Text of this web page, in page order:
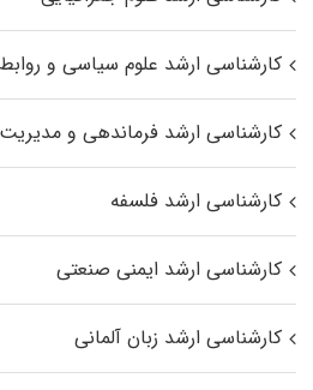
کارشناسی ارشد علوم سیاسی و
کارشناسی ارشد فرماندهی و
کارشناسی ارشد فلسفه
کارشناسی ارشد ایمنی صنعتی
کارشناسی ارشد زبان آلمانی